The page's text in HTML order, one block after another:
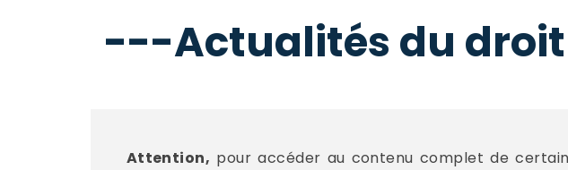
---Actualités du
Attention, pour accéder au contenu complet de